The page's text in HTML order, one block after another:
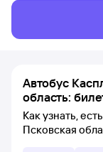
Автобус
область:
Как узнать,
Псковская